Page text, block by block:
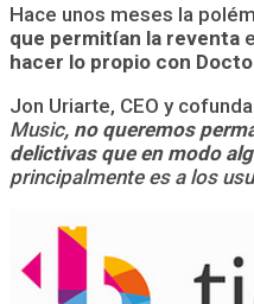
Hace unos meses la
que permitían la reventa
hacer lo propio con
Jon Uriarte, CEO y
Music, no queremos
delictivas que en modo
principalmente es a los